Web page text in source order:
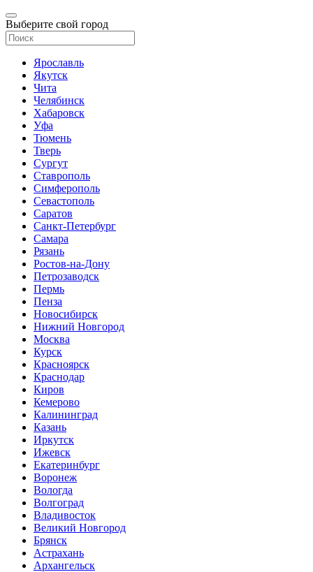
Выберите свой город
Ярославль
Якутск
Чита
Челябинск
Хабаровск
Уфа
Тюмень
Тверь
Сургут
Ставрополь
Симферополь
Севастополь
Саратов
Санкт-Петербург
Самара
Рязань
Ростов-на-Дону
Петрозаводск
Пермь
Пенза
Новосибирск
Нижний Новгород
Москва
Курск
Красноярск
Краснодар
Киров
Кемерово
Калининград
Казань
Иркутск
Ижевск
Екатеринбург
Воронеж
Вологда
Волгоград
Владивосток
Великий Новгород
Брянск
Астрахань
Архангельск